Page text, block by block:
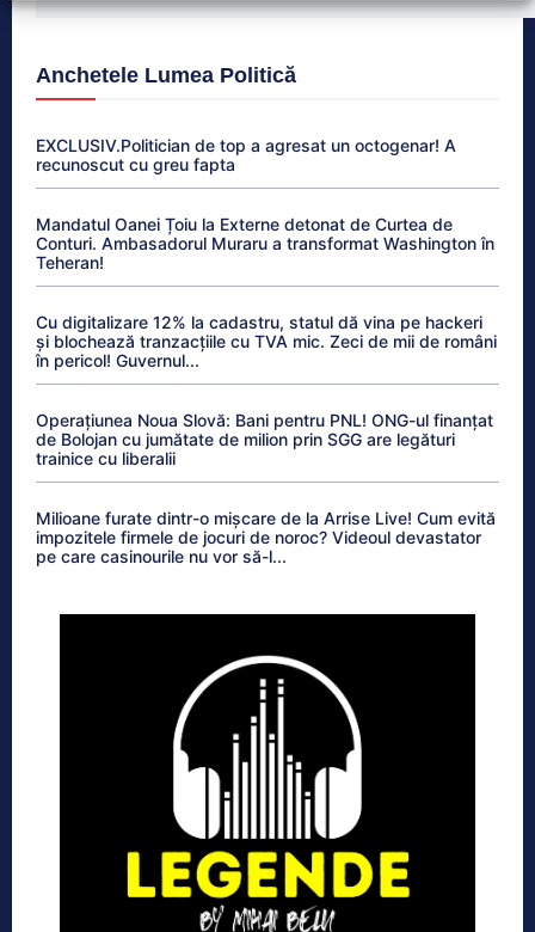
Anchetele Lumea Politică
EXCLUSIV.Politician de top a agresat un octogenar! A
recunoscut cu greu fapta
Mandatul Oanei Țoiu la Externe detonat de Curtea de
Conturi. Ambasadorul Muraru a transformat Washington în
Teheran!
Cu digitalizare 12% la cadastru, statul dă vina pe hackeri
și blochează tranzacțiile cu TVA mic. Zeci de mii de români
în pericol! Guvernul...
Operațiunea Noua Slovă: Bani pentru PNL! ONG-ul finanțat
de Bolojan cu jumătate de milion prin SGG are legături
trainice cu liberalii
Milioane furate dintr-o mișcare de la Arrise Live! Cum evită
impozitele firmele de jocuri de noroc? Videoul devastator
pe care casinourile nu vor să-l...